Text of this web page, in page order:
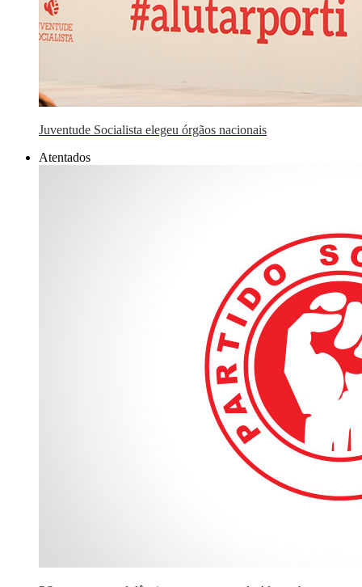
Juventude Socialista elegeu órgãos nacionais
Atentados